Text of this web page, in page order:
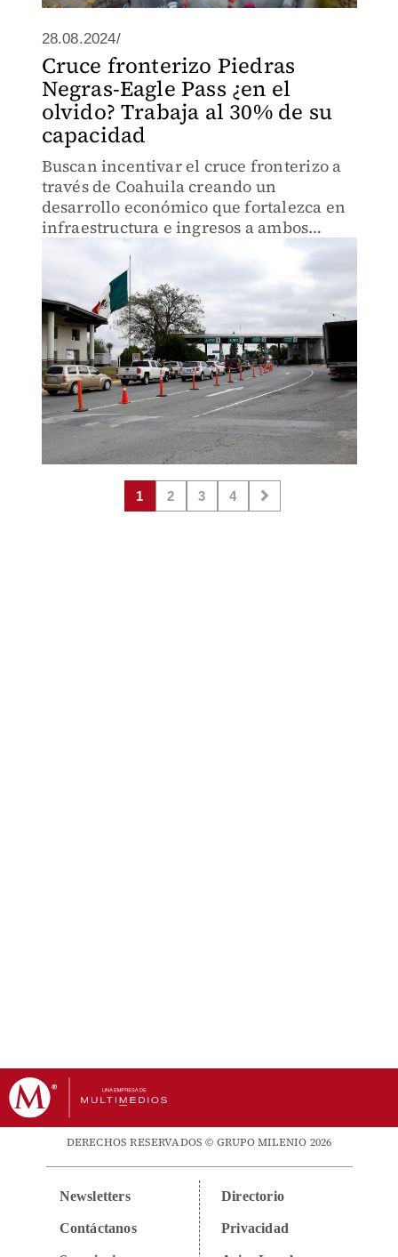
28.08.2024/
Cruce fronterizo Piedras
Negras-Eagle Pass ¿en el
olvido? Trabaja al 30% de su
capacidad
Buscan incentivar el cruce fronterizo a
través de Coahuila creando un
desarrollo económico que fortalezca en
infraestructura e ingresos a ambos
1 2 3 4
DERECHOS RESERVADOS © GRUPO MILENIO 2026
Newsletters
Contáctanos
Directorio
Privacidad